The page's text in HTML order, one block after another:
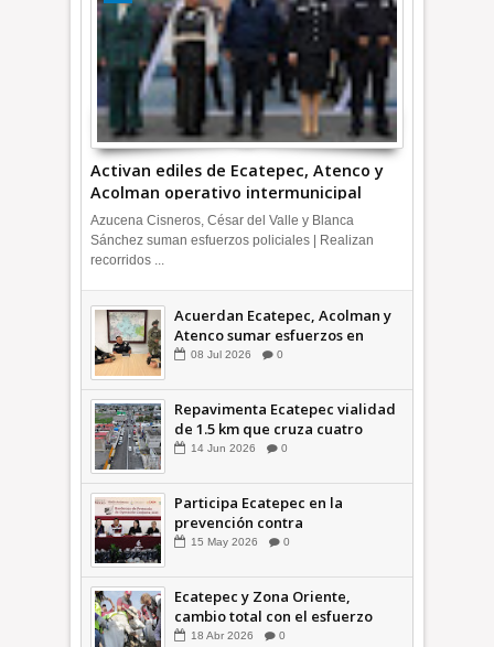
Activan ediles de Ecatepec, Atenco y
Acolman operativo intermunicipal
Azucena Cisneros, César del Valle y Blanca
Sánchez suman esfuerzos policiales | Realizan
recorridos ...
Acuerdan Ecatepec, Acolman y
Atenco sumar esfuerzos en
seguridad
08 Jul 2026 0
Repavimenta Ecatepec vialidad
de 1.5 km que cruza cuatro
comunidades +Video
14 Jun 2026 0
Participa Ecatepec en la
prevención contra
inundaciones en el Valle de
15 May 2026 0
Ecatepec y Zona Oriente,
cambio total con el esfuerzo
conjunto: Azucena; retiran 21
18 Abr 2026 0